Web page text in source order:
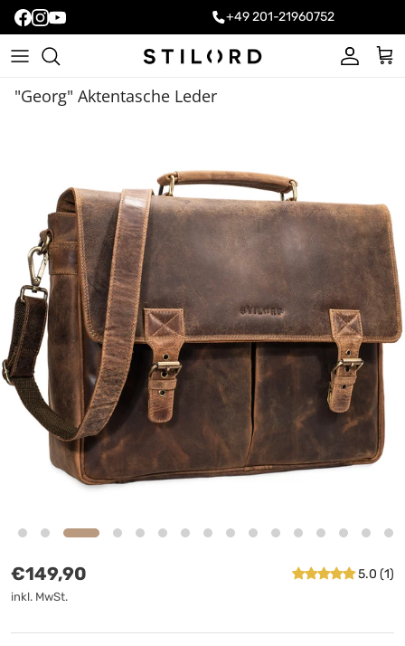
+49 201-21960752
Konto
"Georg" Aktentasche Leder
Normaler Preis
€149,90
inkl. MwSt.
5.0 (1)